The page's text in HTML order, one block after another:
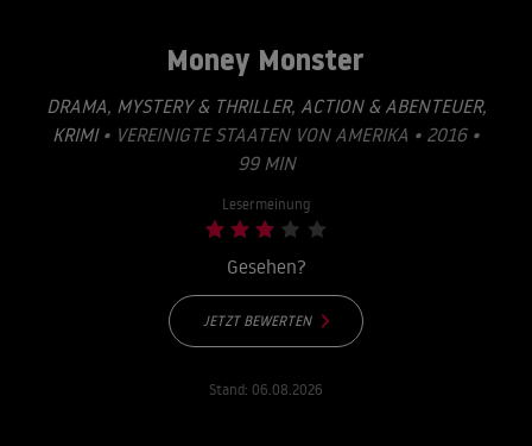
Money Monster
DRAMA, MYSTERY & THRILLER, ACTION & ABENTEUER,
KRIMI• VEREINIGTE STAATEN VON AMERIKA • 2016 •
99 MIN
Lesermeinung
Gesehen?
JETZT BEWERTEN
Stand: 06.08.2026